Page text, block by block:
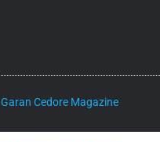
Garan Cedore Magazine